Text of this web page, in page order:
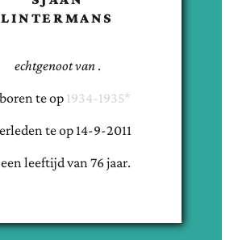
LINTERMANS
echtgenoot van .
teop 1934-1935*
teop 14-9-2011
leeftijd van 76jaar.